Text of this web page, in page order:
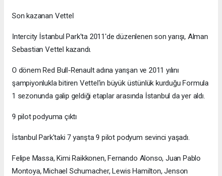
Son kazanan Vettel
Intercity İstanbul Park'ta 2011'de düzenlenen son yarışı, Alman
Sebastian Vettel kazandı.
O dönem Red Bull-Renault adına yarışan ve 2011 yılını
şampiyonlukla bitiren Vettel'in büyük üstünlük kurduğu Formula
1 sezonunda galip geldiği etaplar arasında İstanbul da yer aldı.
9 pilot podyuma çıktı
İstanbul Park'taki 7 yarışta 9 pilot podyum sevinci yaşadı.
Felipe Massa, Kimi Raikkonen, Fernando Alonso, Juan Pablo
Montoya, Michael Schumacher, Lewis Hamilton, Jenson